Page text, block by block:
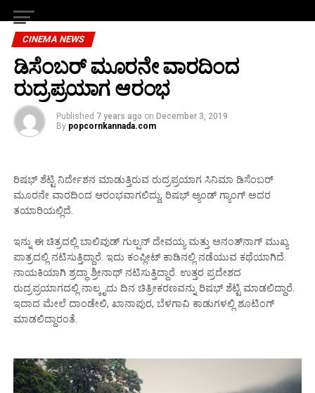
CINEMA NEWS
ಡಿಸೆಂಬರ್‌ ಮೂರನೇ ವಾರದಿಂದ
ರುದ್ರಪ್ರಯಾಗ ಆರಂಭ
Published 7 years ago on December 3, 2019
By popcornkannada.com
ರಿಷಭ್‌ ಶೆಟ್ಟಿ ನಿರ್ದೇಶನ ಮಾಡುತ್ತಿರುವ ರುದ್ರಪ್ರಯಾಗ ಸಿನಿಮಾ ಡಿಸೆಂಬರ್‌
ಮೂರನೇ ವಾರದಿಂದ ಆರಂಭವಾಗಲಿದ್ದು, ರಿಷಭ್‌ ಅ್ಯಂಡ್‌ ಗ್ಯಾಂಗ್ ಅದರ
ತಯಾರಿಯಲ್ಲಿದೆ.
ಇನ್ನು ಈ ಚಿತ್ರದಲ್ಲಿ ಬಾಲಿವುಡ್‌ ಗುಲ್ಷನ್‌ ದೇವಯ್ಯ ಮತ್ತು ಅನಂತ್‌ನಾಗ್‌ ಮುಖ್ಯ
ಪಾತ್ರದಲ್ಲಿ ನಟಿಸುತ್ತಿದ್ದಾರೆ. ಇದು ಕಂಪ್ಲೀಟ್‌ ಕಾಡಿನಲ್ಲಿ ನಡೆಯುವ ಕಥೆಯಾಗಿದೆ.
ನಾಯಕಿಯಾಗಿ ಶ್ರದ್ಧಾ ಶ್ರೀನಾಥ್‌ ನಟಿಸುತ್ತಿದ್ದಾರೆ. ಉತ್ತರ ಪ್ರದೇಶದ
ರುದ್ರಪ್ರಯಾಗದಲ್ಲಿ ನಾಲ್ಕೖದು ದಿನ ಚಿತ್ರೀಕರಣವನ್ನು ರಿಷಭ್‌ ಶೆಟ್ಟಿ ಮಾಡಲಿದ್ದಾರೆ.
ಇದಾದ ಮೇಲೆ ದಾಂಡೇಲಿ, ಖಾನಾಪುರ, ಬೆಳಗಾವಿ ಕಾಡುಗಳಲ್ಲಿ ಶೂಟಿಂಗ್‌
ಮಾಡಲಿದ್ದಾರಂತೆ.